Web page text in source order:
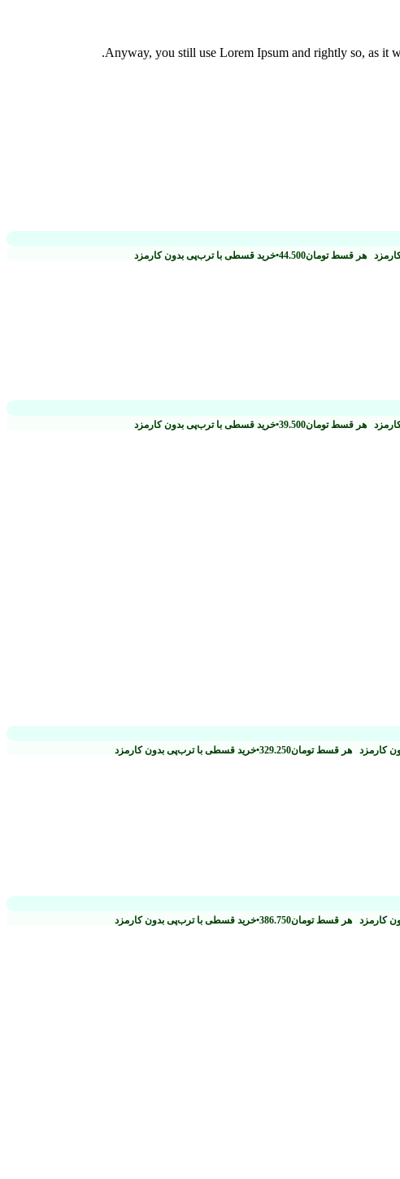
Anyway, you still use Lorem Ipsum and rightly so, as it
هر قسطتومان44.500
•خرید قسطی با ترب‌پی بدون کارمزد
هر قسطتومان39.500
•خرید قسطی با ترب‌پی بدون کارمزد
کارمزد هر قسطتومان329.250
•خرید قسطی با ترب‌پی بدون کارمزد
کارمزد هر قسطتومان386.750
•خرید قسطی با ترب‌پی بدون کارمزد